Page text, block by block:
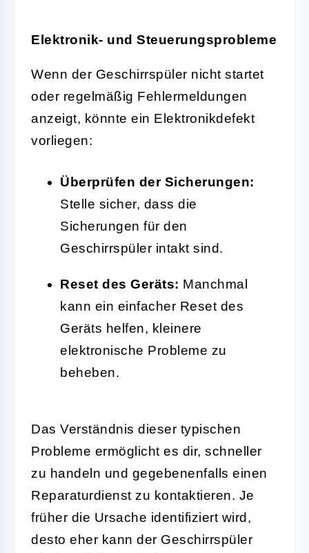
Elektronik- und Steuerungsprobleme
Wenn der Geschirrspüler nicht startet
oder regelmäßig Fehlermeldungen
anzeigt, könnte ein Elektronikdefekt
vorliegen:
Überprüfen der Sicherungen:
Stelle sicher, dass die
Sicherungen für den
Geschirrspüler intakt sind.
Reset des Geräts: Manchmal
kann ein einfacher Reset des
Geräts helfen, kleinere
elektronische Probleme zu
beheben.
Das Verständnis dieser typischen
Probleme ermöglicht es dir, schneller
zu handeln und gegebenenfalls einen
Reparaturdienst zu kontaktieren. Je
früher die Ursache identifiziert wird,
desto eher kann der Geschirrspüler